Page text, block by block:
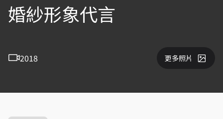
婚紗形象代言
2018 更多照片